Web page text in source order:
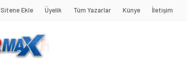
Sitene Ekle Üyelik Tüm Yazarlar Künye İletişim